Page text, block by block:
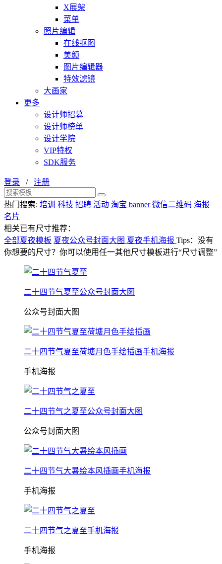
X展架
菜单
照片编辑
在线抠图
美颜
图片编辑器
特效滤镜
大画家
更多
设计师招募
设计师榜单
设计学院
VIP特权
SDK服务
登录 / 注册
热门搜索: 培训 科技 招聘 活动 淘宝 banner 微信二维码 海报
名片
相关已有尺寸推荐：
全部夏夜模板 夏夜公众号封面大图 夏夜手机海报 Tips：没有
你想要的尺寸？你可以使用任一其他尺寸模板进行“尺寸调整”
二十四节气夏至公众号封面大图
公众号封面大图
二十四节气夏至荷塘月色手绘插画手机海报
手机海报
二十四节气之夏至公众号封面大图
公众号封面大图
二十四节气大暑绘本风插画手机海报
手机海报
二十四节气之夏至手机海报
手机海报